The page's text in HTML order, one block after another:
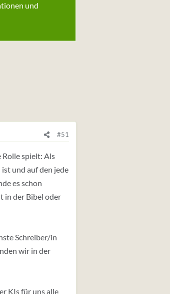
und
#51
Rolle spielt: Als
und auf den jede
es schon
in der Bibel oder
Schreiber/in
wir in der
KIs für uns alle